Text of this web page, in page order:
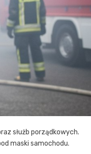
służb porządkowych.
maski samochodu.